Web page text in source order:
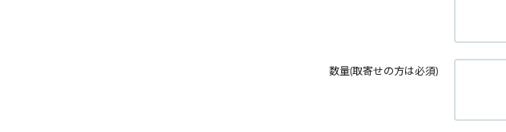
数量(取寄せの方は必須)